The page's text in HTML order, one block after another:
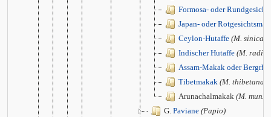
Formosa- oder
Japan- oder
Ceylon-Hutaffe (M. sinica)
Indischer Hutaffe (M.
Assam-Makak oder
Tibetmakak (M. thibetana)
Arunachalmakak (M.
G. Paviane (Papio)